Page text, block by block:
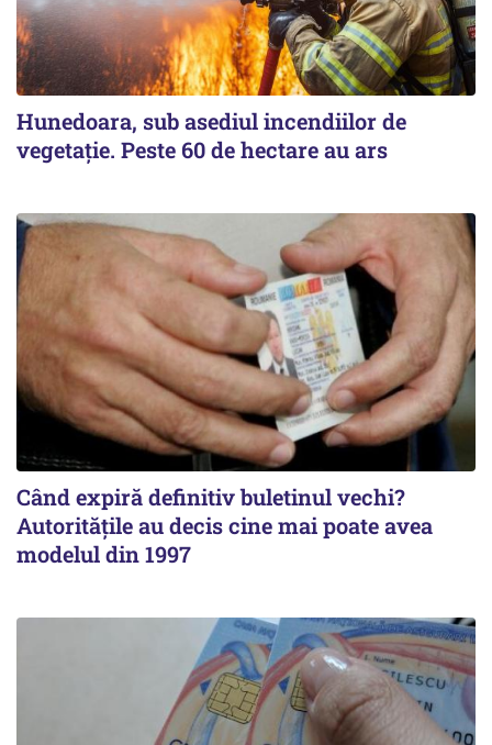
Hunedoara, sub asediul incendiilor de
vegetație. Peste 60 de hectare au ars
Când expiră definitiv buletinul vechi?
Autoritățile au decis cine mai poate avea
modelul din 1997